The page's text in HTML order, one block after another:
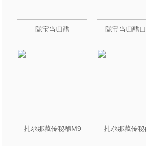
陇宝当归醋 陇宝当归醋
扎尕那藏传秘酿M9 扎尕那藏传秘